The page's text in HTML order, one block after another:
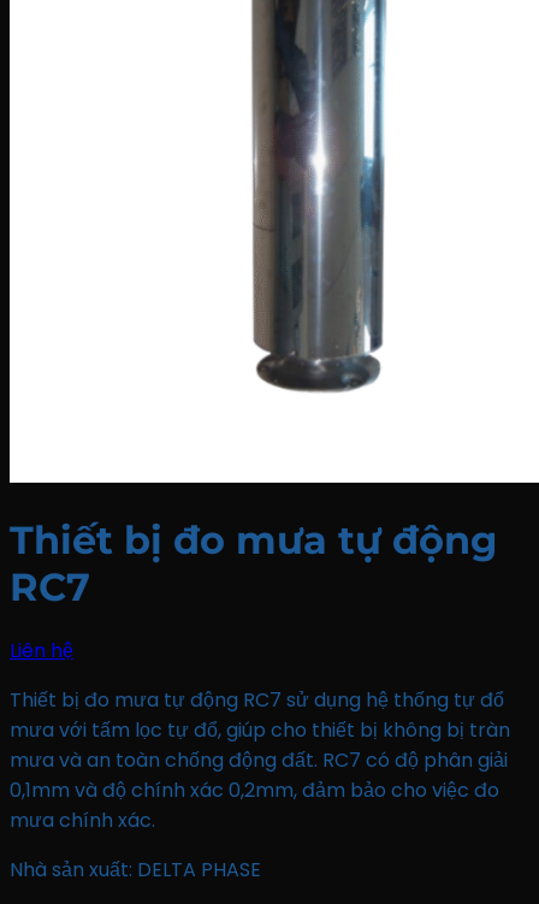
Thiết bị đo mưa tự động
RC7
Liên hệ
Thiết bị đo mưa tự động RC7 sử dụng hệ thống tự đổ
mưa với tấm lọc tự đổ, giúp cho thiết bị không bị tràn
mưa và an toàn chống động đất. RC7 có độ phân giải
0,1mm và độ chính xác 0,2mm, đảm bảo cho việc đo
mưa chính xác.
Nhà sản xuất: DELTA PHASE